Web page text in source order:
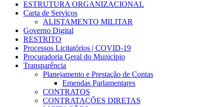
ESTRUTURA ORGANIZACIONAL
Carta de Serviços
ALISTAMENTO MILITAR
Governo Digital
RESTRITO
Processos Licitatórios | COVID-19
Procuradoria Geral do Município
Transparência
Planejamento e Prestação de Contas
Emendas Parlamentares
CONTRATOS
CONTRATAÇÕES DIRETAS